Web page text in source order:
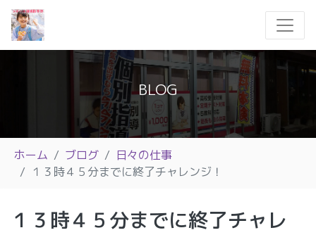
BLOG
ホーム ブログ
日々の仕事
１３時４５分までに終了チャレンジ！
１３時４５分までに終了チャレ